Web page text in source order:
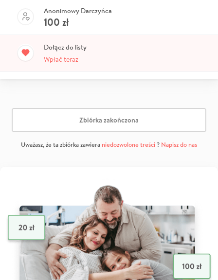
Anonimowy Darczyńca
100 zł
Dołącz do listy
Wpłać teraz
Zbiórka zakończona
Uważasz, że ta zbiórka zawiera niedozwolone treści? Napisz do nas